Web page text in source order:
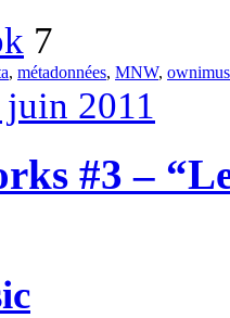
7
, métadonnées, MNW,
juin 2011
#3 –